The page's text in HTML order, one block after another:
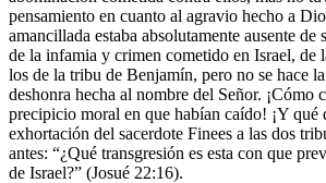
pensamiento en cuanto al agravio hecho a
amancillada estaba absolutamente ausente de
de la infamia y crimen cometido en Israel, de
los de la tribu de Benjamín, pero no se hace
deshonra hecha al nombre del Señor. ¡Cómo
precipicio moral en que habían caído! ¡Y qué
exhortación del sacerdote Finees a las dos
antes: “¿Qué transgresión es esta con que
de Israel?” (Josué 22:16).